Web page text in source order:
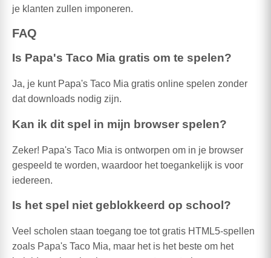
je klanten zullen imponeren.
FAQ
Is Papa's Taco Mia gratis om te spelen?
Ja, je kunt Papa's Taco Mia gratis online spelen zonder
dat downloads nodig zijn.
Kan ik dit spel in mijn browser spelen?
Zeker! Papa's Taco Mia is ontworpen om in je browser
gespeeld te worden, waardoor het toegankelijk is voor
iedereen.
Is het spel niet geblokkeerd op school?
Veel scholen staan toegang toe tot gratis HTML5-spellen
zoals Papa's Taco Mia, maar het is het beste om het